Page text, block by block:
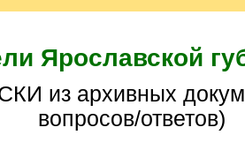
Ярославской
вопросов/ответов)